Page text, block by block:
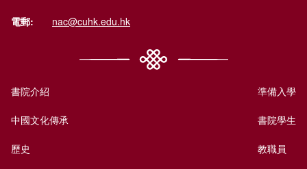
電郵: nac@cuhk.edu.hk
書院介紹
中國文化傳承
歷史
準備入學
書院學生
教職員